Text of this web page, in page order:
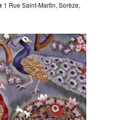
1 Rue Saint-Martin, Sorèze,